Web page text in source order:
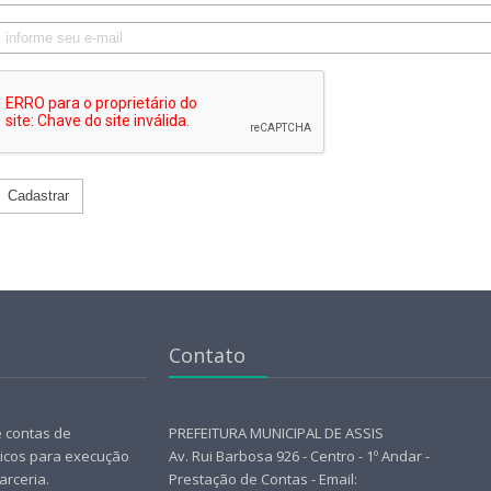
Cadastrar
contas de
para execução
Contato
PREFEITURA MUNICIPAL DE ASSIS
Av. Rui Barbosa 926 - Centro - 1º Andar -
Prestação de Contas - Email: